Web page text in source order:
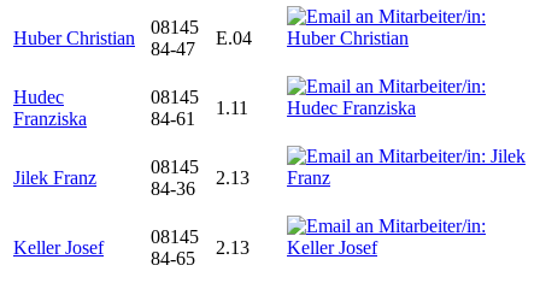
Huber Christian
08145
84-47
E.04
Hudec
Franziska
08145
84-61
1.11
Jilek Franz
08145
84-36
2.13
Keller Josef
08145
84-65
2.13